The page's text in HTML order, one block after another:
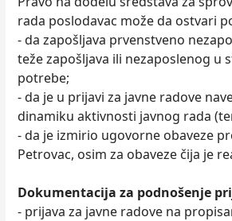
rada poslodavac može da ostvari
- da zapošljava prvenstveno
teže zapošljava ili nezaposlenog u
potrebe;
- da je u prijavi za javne radove
dinamiku aktivnosti javnog rada
- da je izmirio ugovorne obaveze
Petrovac, osim za obaveze čija je
Dokumentacija za podnošenje
- prijava za javne radove na